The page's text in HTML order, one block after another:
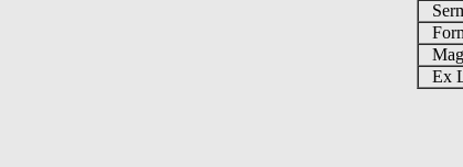
Ex